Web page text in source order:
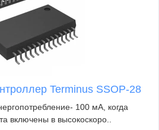
Terminus SSOP-28
100 мА, когда
включены в высокоскоро..